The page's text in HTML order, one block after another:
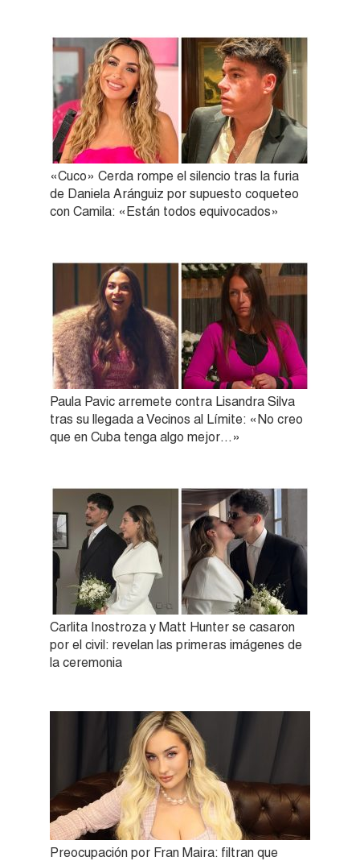
«Cuco» Cerda rompe el silencio tras la furia
de Daniela Aránguiz por supuesto coqueteo
con Camila: «Están todos equivocados»
Paula Pavic arremete contra Lisandra Silva
tras su llegada a Vecinos al Límite: «No creo
que en Cuba tenga algo mejor…»
Carlita Inostroza y Matt Hunter se casaron
por el civil: revelan las primeras imágenes de
la ceremonia
Preocupación por Fran Maira: filtran que